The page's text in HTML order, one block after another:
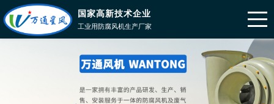
国家高新技术企业
工业用防腐风机生产厂家